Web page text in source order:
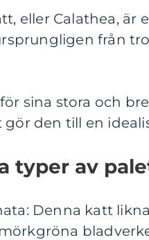
eller Calathea, är
från
sina stora och
gör den till en
typer av
Denna katt